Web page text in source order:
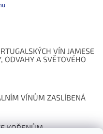
VÍN JAMESE
ODVAHY A SVĚTOVÉHO
VÍNŮM ZASLÍBENÁ
KOŘENŮM